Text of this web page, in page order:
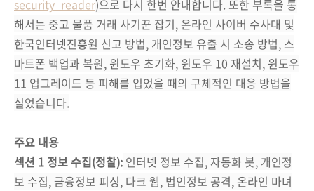
security_reader)으로 다시 한번 안내합니다. 또한 부록을 통
해서는 중고 물품 거래 사기꾼 잡기, 온라인 사이버 수사대 및
한국인터넷진흥원 신고 방법, 개인정보 유출 시 소송 방법, 스
마트폰 백업과 복원, 윈도우 초기화, 윈도우 10 재설치, 윈도우
11 업그레이드 등 피해를 입었을 때의 구체적인 대응 방법을
실었습니다.
주요 내용
섹션 1 정보 수집(정찰): 인터넷 정보 수집, 자동화 봇, 개인정
보 수집, 금융정보 피싱, 다크 웹, 법인정보 공격, 온라인 마녀